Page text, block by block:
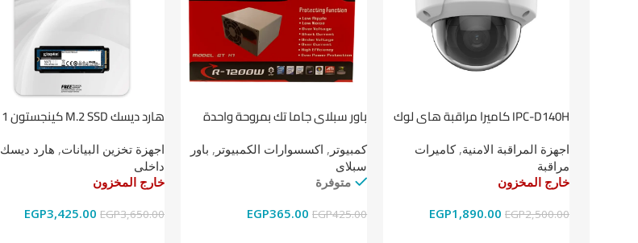
IPC-D140H كاميرا مراقبة هاى لوك
اجهزة المراقبة الامنية,كاميرات
مراقبة
خارج المخزون
EGP2,500.00
EGP1,890.00
باور سبلاي جاما تك بمروحة واحدة
كمبيوتر , اكسسوارات الكمبيوتر , باور
سبلاى
متوفرة
EGP425.00
EGP365.00
هارد ديسك M.2 SSD كينجستون 1
اجهزة تخزين البيانات, هارد ديسك
داخلى
خارج المخزون
EGP3,650.00
EGP3,425.00